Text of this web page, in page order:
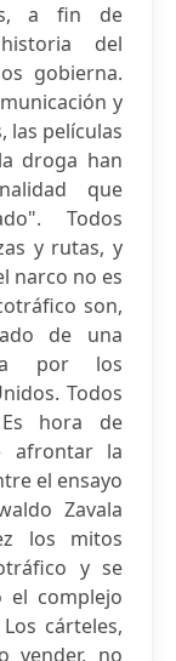
a fin de
del
gobierna.
y
las películas
droga han
que
Todos
y rutas, y
narco no es
son,
de una
por los
Todos
hora de
afrontar la
el ensayo
Zavala
los mitos
y se
el complejo
cárteles,
vender, no